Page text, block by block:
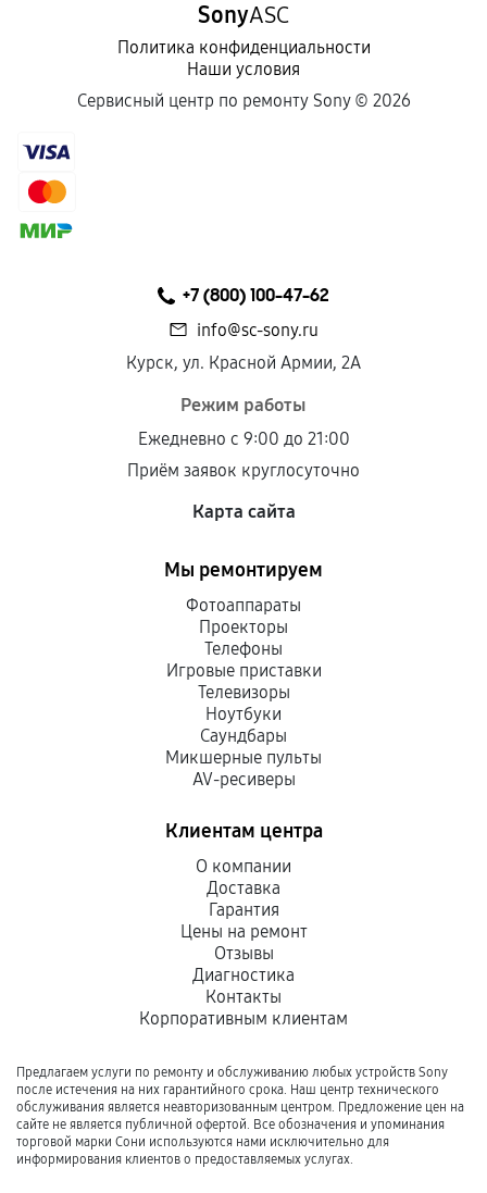
SonyASC
Политика конфиденциальности
Наши условия
Сервисный центр по ремонту Sony © 2026
+7 (800) 100-47-62
info@sc-sony.ru
Курск, ул. Красной Армии, 2А
Режим работы
Ежедневно с 9:00 до 21:00
Приём заявок круглосуточно
Карта сайта
Мы ремонтируем
Фотоаппараты
Проекторы
Телефоны
Игровые приставки
Телевизоры
Ноутбуки
Саундбары
Микшерные пульты
AV-ресиверы
Клиентам центра
О компании
Доставка
Гарантия
Цены на ремонт
Отзывы
Диагностика
Контакты
Корпоративным клиентам
Предлагаем услуги по ремонту и обслуживанию любых устройств Sony
после истечения на них гарантийного срока. Наш центр технического
обслуживания является неавторизованным центром. Предложение цен на
сайте не является публичной офертой. Все обозначения и упоминания
торговой марки Сони используются нами исключительно для
информирования клиентов о предоставляемых услугах.